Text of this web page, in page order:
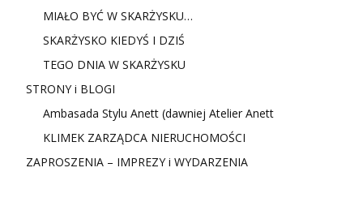
MIAŁO BYĆ W SKARŻYSKU…
SKARŻYSKO KIEDYŚ I DZIŚ
TEGO DNIA W SKARŻYSKU
STRONY i BLOGI
Ambasada Stylu Anett (dawniej Atelier Anett
KLIMEK ZARZĄDCA NIERUCHOMOŚCI
ZAPROSZENIA – IMPREZY i WYDARZENIA